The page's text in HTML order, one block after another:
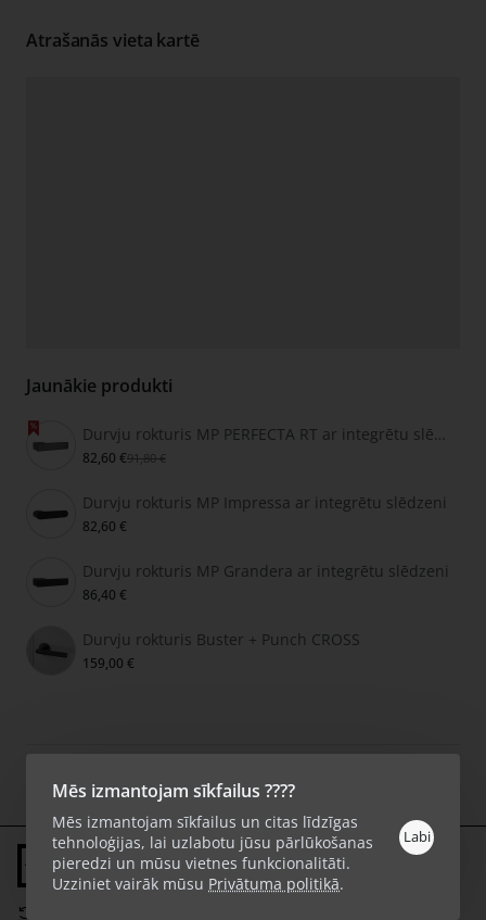
Mēs izmantojam sīkfailus ????
Mēs izmantojam sīkfailus un citas līdzīgas
tehnoloģijas, lai uzlabotu jūsu pārlūkošanas
pieredzi un mūsu vietnes funkcionalitāti.
Uzziniet vairāk mūsu Privātuma politikā.
Labi
Pirkt
Atrašanās vieta kartē
Jaunākie produkti
82,60 €91,80 €
Durvju rokturis MP Impressa ar integrētu slēdzeni
82,60 €
Durvju rokturis MP Grandera ar integrētu slēdzeni
86,40 €
Durvju rokturis Buster + Punch CROSS
159,00 €
Autortiesības © 2026, KlikShop.lv, Visas tiesības aizsargātas.